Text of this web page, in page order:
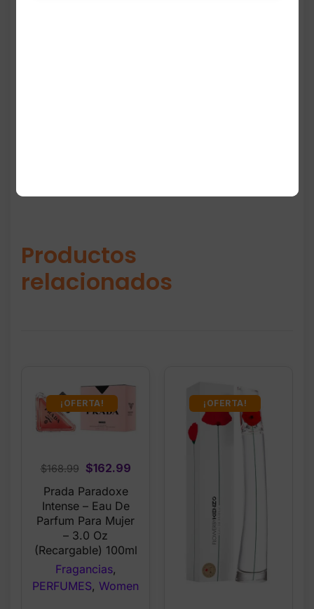
Productos
relacionados
¡OFERTA!
$168.99
Original
price
was:
$168.99.
$162.99Current
$162.99.
Prada Paradoxe
Intense – Eau De
Parfum Para Mujer
– 3.0 Oz
(Recargable) 100ml
Fragancias,
PERFUMES, Women
¡OFERTA!